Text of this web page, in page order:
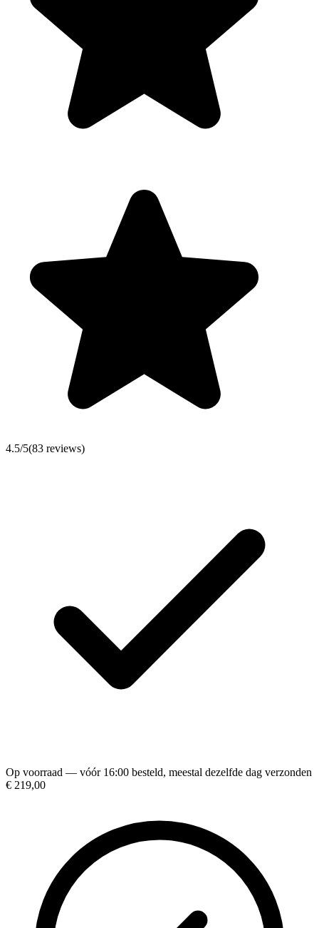
4.5/5(83 reviews)
Op voorraad — vóór 16:00 besteld, meestal dezelfde dag verzonden
€ 219,00